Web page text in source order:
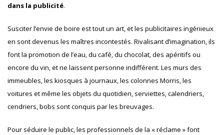
dans la publicité.
Susciter l’envie de boire est tout un art, et les publicitaires ingénieux
en sont devenus les maîtres incontestés. Rivalisant d’imagination, ils
font la promotion de l’eau, du café, du chocolat, des apéritifs ou
encore du vin, et ne laissent personne indifférent. Les murs des
immeubles, les kiosques à journaux, les colonnes Morris, les
voitures et même les objets du quotidien, serviettes, calendriers,
cendriers, bobs sont conquis par les breuvages.
Pour séduire le public, les professionnels de la « réclame » font